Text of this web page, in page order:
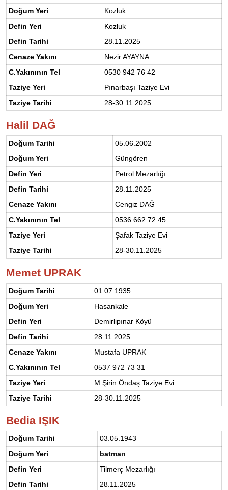
Doğum Yeri
Kozluk
Defin Yeri
Kozluk
Defin Tarihi
28.11.2025
Cenaze Yakını
Nezir AYAYNA
C.Yakınının Tel
0530 942 76 42
Taziye Yeri
Pınarbaşı Taziye Evi
Taziye Tarihi
28-30.11.2025
Halil DAĞ
Doğum Tarihi
05.06.2002
Doğum Yeri
Güngören
Defin Yeri
Petrol Mezarlığı
Defin Tarihi
28.11.2025
Cenaze Yakını
Cengiz DAĞ
C.Yakınının Tel
0536 662 72 45
Taziye Yeri
Şafak Taziye Evi
Taziye Tarihi
28-30.11.2025
Memet UPRAK
Doğum Tarihi
01.07.1935
Doğum Yeri
Hasankale
Defin Yeri
Demirlipınar Köyü
Defin Tarihi
28.11.2025
Cenaze Yakını
Mustafa UPRAK
C.Yakınının Tel
0537 972 73 31
Taziye Yeri
M.Şirin Öndaş Taziye Evi
Taziye Tarihi
28-30.11.2025
Bedia IŞIK
Doğum Tarihi
03.05.1943
Doğum Yeri
batman
Defin Yeri
Tilmerç Mezarlığı
Defin Tarihi
28.11.2025